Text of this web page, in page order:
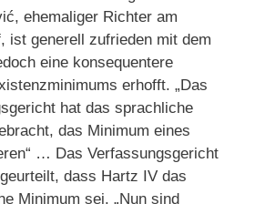
ehemaliger Richter am
ist generell zufrieden mit dem
eine konsequentere
erhofft. „Das
hat das sprachliche
das Minimum eines
… Das Verfassungsgericht
dass Hartz IV das
Minimum sei. „Nun sind